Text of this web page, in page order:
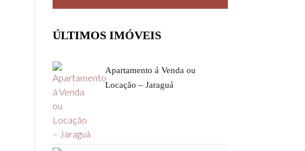
ÚLTIMOS IMÓVEIS
Apartamento á Venda ou
Locação – Jaraguá